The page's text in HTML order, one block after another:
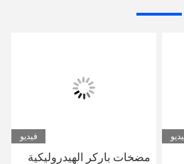
فيديو
مضخات باركر الهيدروليكية